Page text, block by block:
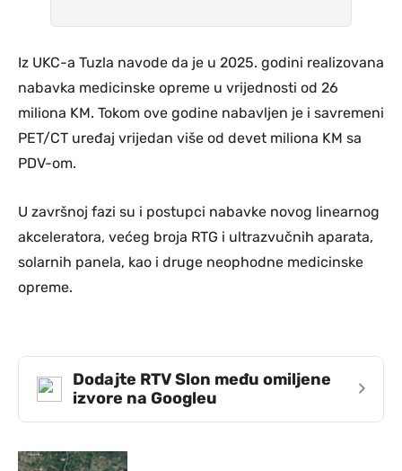
Iz UKC-a Tuzla navode da je u 2025. godini realizovana
nabavka medicinske opreme u vrijednosti od 26
miliona KM. Tokom ove godine nabavljen je i savremeni
PET/CT uređaj vrijedan više od devet miliona KM sa
PDV-om.
U završnoj fazi su i postupci nabavke novog linearnog
akceleratora, većeg broja RTG i ultrazvučnih aparata,
solarnih panela, kao i druge neophodne medicinske
opreme.
Dodajte RTV Slon među omiljene
izvore na Googleu
›